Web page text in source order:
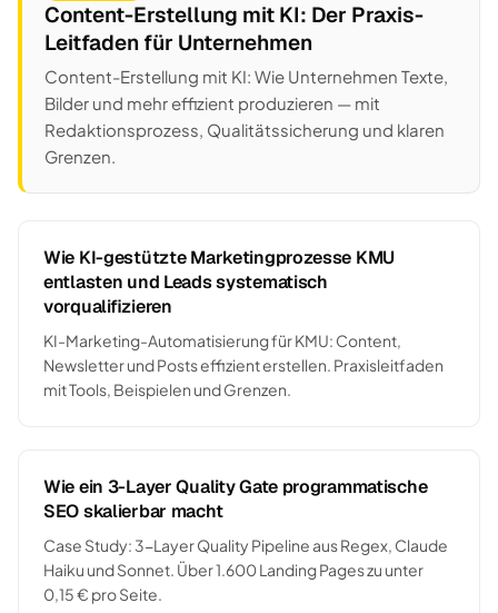
Content-Erstellung mit KI: Der Praxis-
Leitfaden für Unternehmen
Content-Erstellung mit KI: Wie Unternehmen Texte,
Bilder und mehr effizient produzieren — mit
Redaktionsprozess, Qualitätssicherung und klaren
Grenzen.
Wie KI-gestützte Marketingprozesse KMU
entlasten und Leads systematisch
vorqualifizieren
KI-Marketing-Automatisierung für KMU: Content,
Newsletter und Posts effizient erstellen. Praxisleitfaden
mit Tools, Beispielen und Grenzen.
Wie ein 3-Layer Quality Gate programmatische
SEO skalierbar macht
Case Study: 3-Layer Quality Pipeline aus Regex, Claude
Haiku und Sonnet. Über 1.600 Landing Pages zu unter
0,15 € pro Seite.